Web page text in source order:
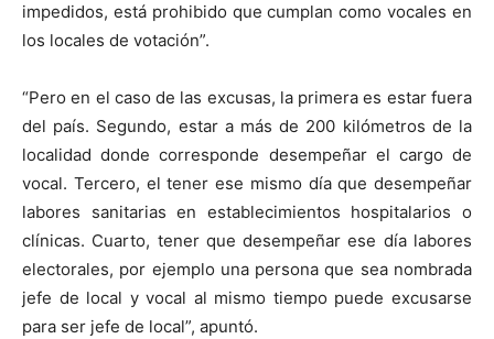
impedidos, está prohibido que cumplan como vocales en
los locales de votación”.
“Pero en el caso de las excusas, la primera es estar fuera
del país. Segundo, estar a más de 200 kilómetros de la
localidad donde corresponde desempeñar el cargo de
vocal. Tercero, el tener ese mismo día que desempeñar
labores sanitarias en establecimientos hospitalarios o
clínicas. Cuarto, tener que desempeñar ese día labores
electorales, por ejemplo una persona que sea nombrada
jefe de local y vocal al mismo tiempo puede excusarse
para ser jefe de local”, apuntó.